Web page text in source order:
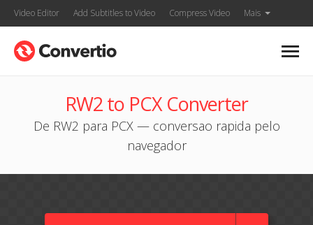
Video Editor Add Subtitles to Video Compress Video Mais
RW2 to PCX Converter
De RW2 para PCX — conversao rapida pelo
navegador